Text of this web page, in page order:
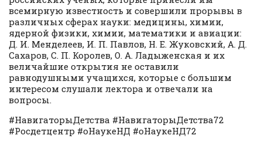
всемирную известность и совершили прорывы в
различных сферах науки: медицины, химии,
ядерной физики, химии, математики и авиации:
Д. И. Менделеев, И. П. Павлов, Н. Е. Жуковский, А. Д.
Сахаров, С. П. Королев, О. А. Ладыженская и их
величайшие открытия не оставили
равнодушными учащихся, которые с большим
интересом слушали лектора и отвечали на
вопросы.
#НавигаторыДетства #НавигаторыДетства72
#Росдетцентр #оНаукеНД #оНаукеНД72